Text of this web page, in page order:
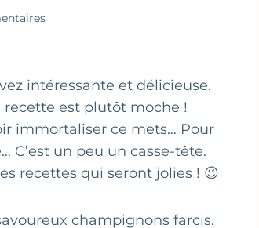
intéressante et délicieuse.
est plutôt moche !
immortaliser ce mets… Pour
C’est un peu un casse-tête.
recettes qui seront jolies ! 😉
champignons farcis.